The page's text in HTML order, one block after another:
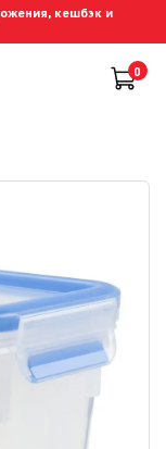
кешбэк и
0